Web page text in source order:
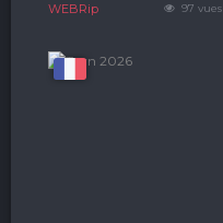
97 vues
WEBRip